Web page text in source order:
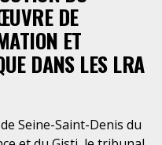
DE
ET
LES LRA
Seine-Saint-Denis du